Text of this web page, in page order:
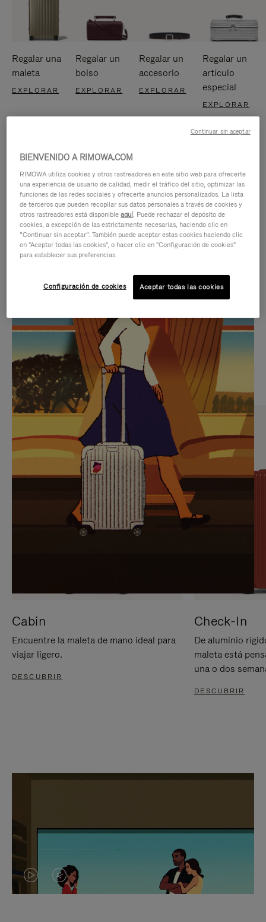
Regalar una
maleta
EXPLORAR
Regalar un
bolso
EXPLORAR
Regalar un
accesorio
EXPLORAR
Regalar un
artículo
especial
EXPLORAR
VÍDEO
NO
ESTÁ
PAUSADO,
PULSE
PARA
PAUSARLO.
SONIDO
DEL
VÍDEO
ESTÁ
DESACTIVADO:
PULSE
PARA
ACTIVARLO.
IDAS DE REGALO CUIDADOSAMENTE ELEGIDAS
Encuentre su compañero de
viaje ideal
Cabin
Encuentre la maleta de mano ideal para
viajar ligero.
DESCUBRIR
Check-In
De aluminio
maleta está
una o dos
DESCUBRIR
EL
EL
BIENVENIDO A RIMOWA.COM
RIMOWA utiliza cookies y otros rastreadores en este sitio web para ofrecerte
una experiencia de usuario de calidad, medir el tráfico del sitio, optimizar las
funciones de las redes sociales y ofrecerte anuncios personalizados. La lista
de terceros que pueden recopilar sus datos personales a través de cookies y
otros rastreadores está disponibleaquí. Puede rechazar el depósito de
cookies, a excepción de las estrictamente necesarias, haciendo clic en
“Continuar sin aceptar”. También puede aceptar estas cookies haciendo clic
en "Aceptar todas las cookies", o hacer clic en "Configuración de cookies"
para establecer sus preferencias.
Configuración de cookies Aceptar todas las cookies
Continuar sin aceptar